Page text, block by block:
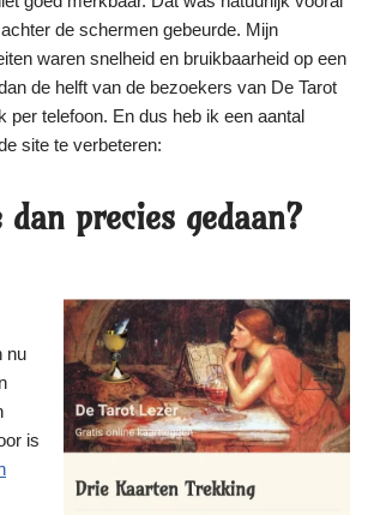
de schermen gebeurde. Mijn
waren snelheid en bruikbaarheid op een
de helft van de bezoekers van De Tarot
per telefoon. En dus heb ik een aantal
site te verbeteren:
precies gedaan?
nu
is